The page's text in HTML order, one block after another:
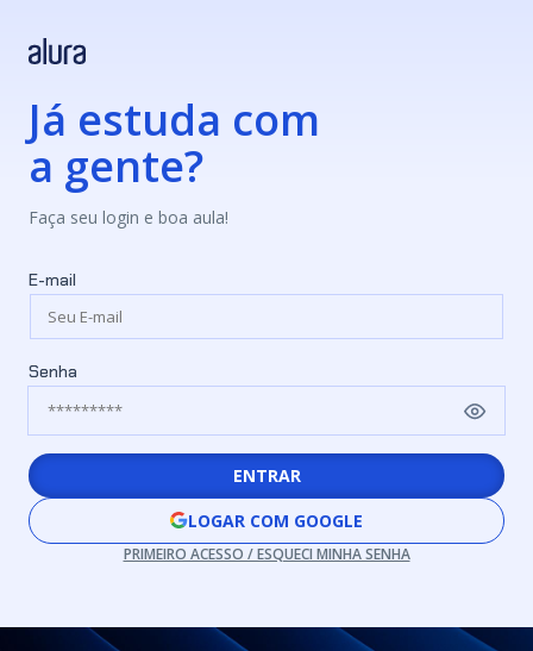
Já estuda com
a gente?
Faça seu login e boa aula!
E-mail
Senha
ENTRAR
LOGAR COM GOOGLE
PRIMEIRO ACESSO / ESQUECI MINHA SENHA